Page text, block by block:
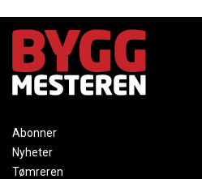
Abonner
Nyheter
Tømreren